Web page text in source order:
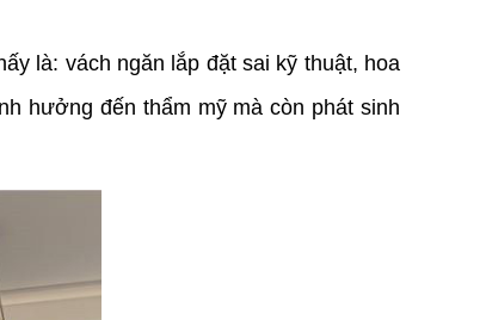
là: vách ngăn lắp đặt sai kỹ thuật, hoa
hưởng đến thẩm mỹ mà còn phát sinh